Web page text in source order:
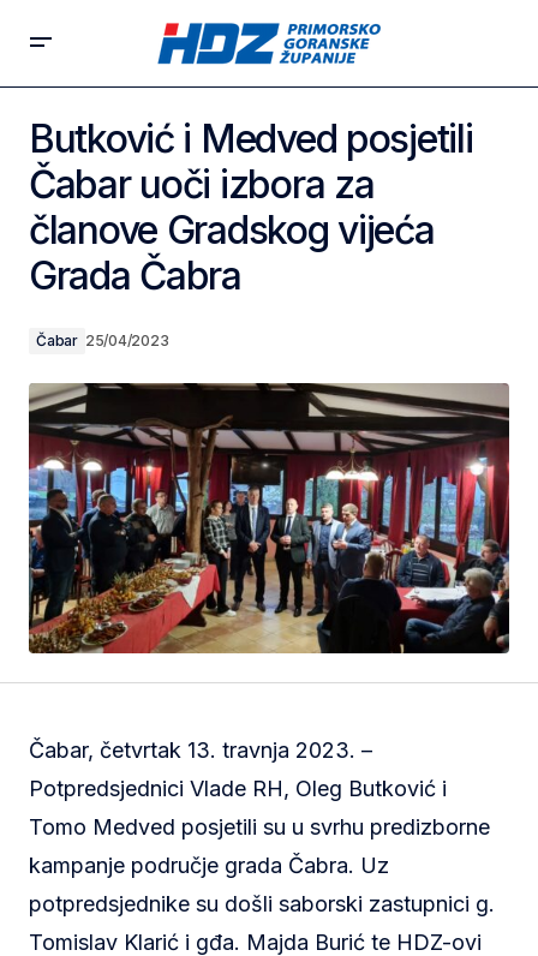
Butković i Medved posjetili
Čabar uoči izbora za
članove Gradskog vijeća
Grada Čabra
Čabar 25/04/2023
Čabar, četvrtak 13. travnja 2023. –
Potpredsjednici Vlade RH, Oleg Butković i
Tomo Medved posjetili su u svrhu predizborne
kampanje područje grada Čabra. Uz
potpredsjednike su došli saborski zastupnici g.
Tomislav Klarić i gđa. Majda Burić te HDZ-ovi